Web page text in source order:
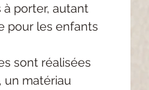
à porter, autant
pour les enfants
sont réalisées
un matériau